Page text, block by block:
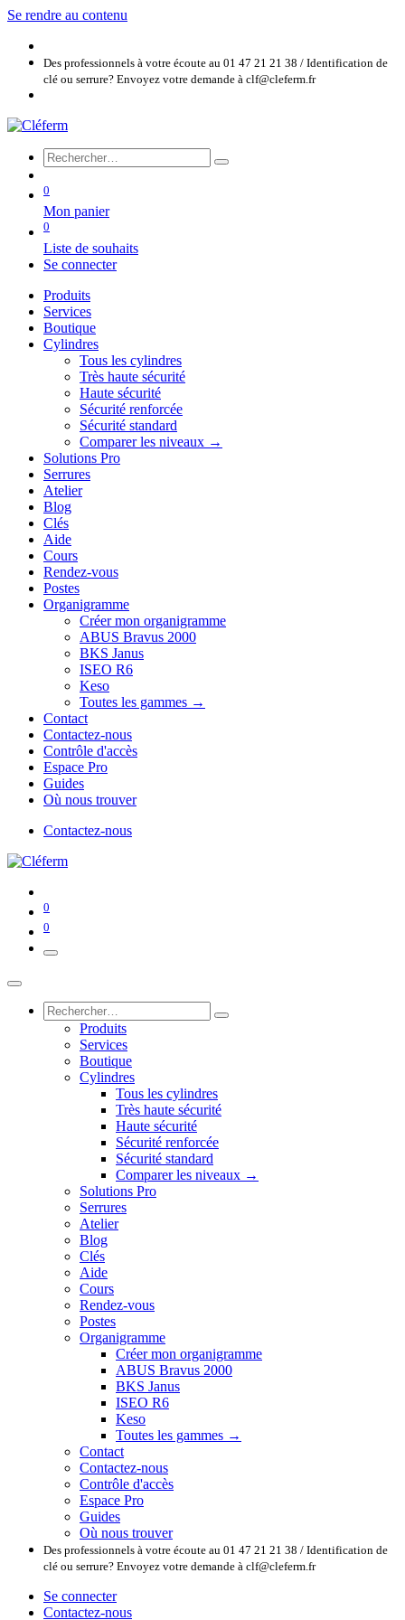
Se rendre au contenu
Des professionnels à votre écoute au 01 47 21 21 38 / Identification de
clé ou serrure? Envoyez votre demande à clf@cleferm.fr
0
Mon panier
0
Liste de souhaits
Se connecter
Produits
Services
Boutique
Cylindres
Tous les cylindres
Très haute sécurité
Haute sécurité
Sécurité renforcée
Sécurité standard
Comparer les niveaux →
Solutions Pro
Serrures
Atelier
Blog
Clés
Aide
Cours
Rendez-vous
Postes
Organigramme
Créer mon organigramme
ABUS Bravus 2000
BKS Janus
ISEO R6
Keso
Toutes les gammes →
Contact
Contactez-nous
Contrôle d'accès
Espace Pro
Guides
Où nous trouver
Contactez-nous
0
0
Produits
Services
Boutique
Cylindres
Tous les cylindres
Très haute sécurité
Haute sécurité
Sécurité renforcée
Sécurité standard
Comparer les niveaux →
Solutions Pro
Serrures
Atelier
Blog
Clés
Aide
Cours
Rendez-vous
Postes
Organigramme
Créer mon organigramme
ABUS Bravus 2000
BKS Janus
ISEO R6
Keso
Toutes les gammes →
Contact
Contactez-nous
Contrôle d'accès
Espace Pro
Guides
Où nous trouver
Des professionnels à votre écoute au 01 47 21 21 38 / Identification de
clé ou serrure? Envoyez votre demande à clf@cleferm.fr
Se connecter
Contactez-nous